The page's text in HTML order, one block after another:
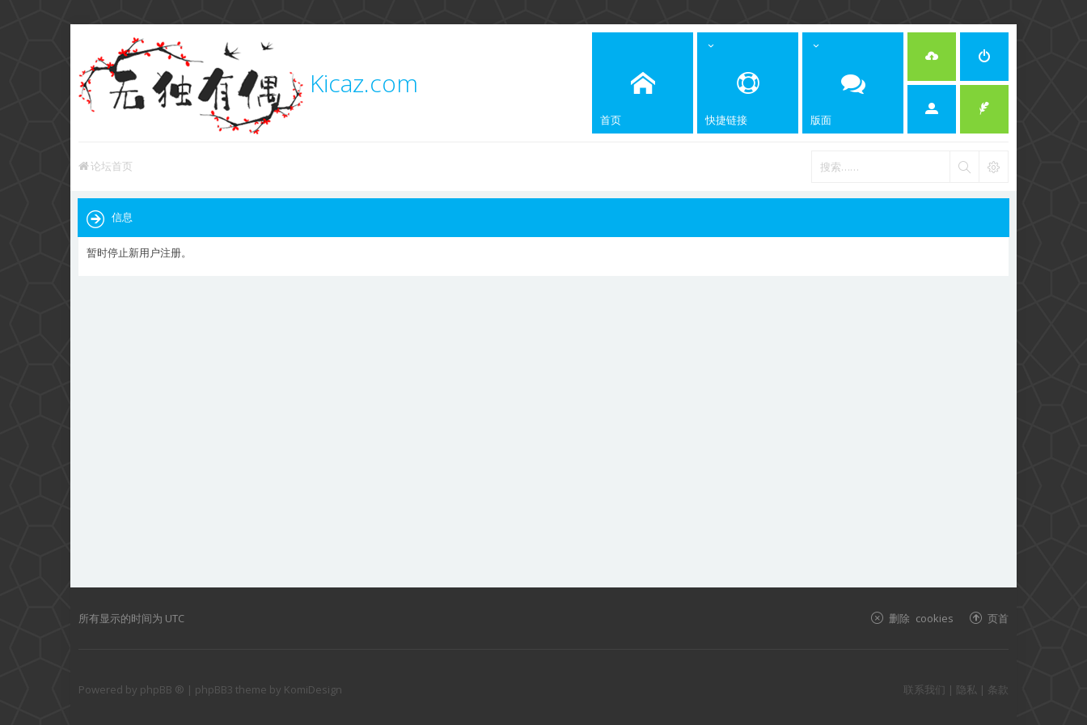
Kicaz.com
首页 快捷链接 版面
论坛首页
信息
暂时停止新用户注册。
所有显示的时间为 UTC 页首
删除 cookies
Powered by phpBB ® | phpBB3 theme by KomiDesign 联系我们 | 隐私 | 条款